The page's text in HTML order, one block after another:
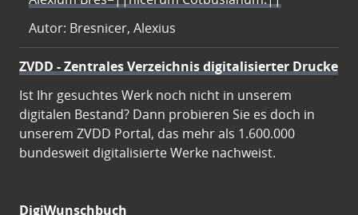
Autor: Bresnicer, Alexius
ZVDD - Zentrales Verzeichnis digitalisierter Drucke
Ist Ihr gesuchtes Werk noch nicht in unserem
digitalen Bestand? Dann probieren Sie es doch in
unserem ZVDD Portal, das mehr als 1.600.000
bundesweit digitalisierte Werke nachweist.
DigiWunschbuch